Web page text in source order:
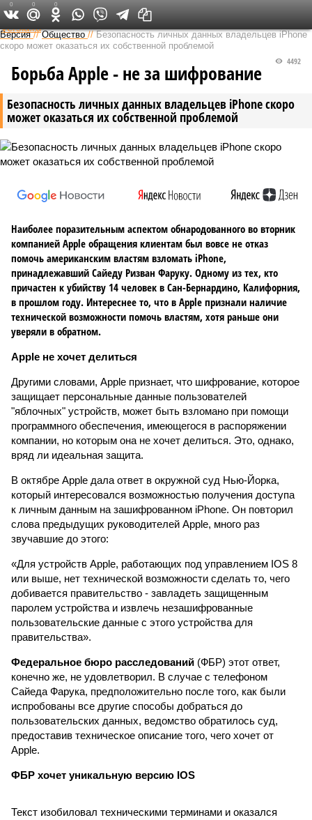
Федеральный выпуск
Версия //Общество //Безопасность личных данных владельцев iPhone
скоро может оказаться их собственной проблемой
Безопасность личных данных владельцев iPhone скоро
может оказаться их собственной проблемой
4492
Борьба Apple - не за шифрование
Наиболее поразительным аспектом обнародованного во вторник
компанией Apple обращения клиентам был вовсе не отказ
помочь американским властям взломать iPhone,
принадлежавший Сайеду Ризван Фаруку. Одному из тех, кто
причастен к убийству 14 человек в Сан-Бернардино, Калифорния,
в прошлом году. Интереснее то, что в Apple признали наличие
технической возможности помочь властям, хотя раньше они
уверяли в обратном.
Apple не хочет делиться
Другими словами, Apple признает, что шифрование, которое
защищает персональные данные пользователей
"яблочных" устройств, может быть взломано при помощи
программного обеспечения, имеющегося в распоряжении
компании, но которым она не хочет делиться. Это, однако,
вряд ли идеальная защита.
В октябре Apple дала ответ в окружной суд Нью-Йорка,
который интересовался возможностью получения доступа
к личным данным на зашифрованном iPhone. Он повторил
слова предыдущих руководителей Apple, много раз
звучавшие до этого:
«Для устройств Apple, работающих под управлением IOS 8
или выше, нет технической возможности сделать то, чего
добивается правительство - завладеть защищенным
паролем устройства и извлечь незашифрованные
пользовательские данные с этого устройства для
правительства».
Федеральное бюро расследований (ФБР) этот ответ,
конечно же, не удовлетворил. В случае с телефоном
Сайеда Фарука, предположительно после того, как были
испробованы все другие способы добраться до
пользовательских данных, ведомство обратилось суд,
предоставив техническое описание того, чего хочет от
Apple.
ФБР хочет уникальную версию IOS
Текст изобиловал техническими терминами и оказался
0 0 0